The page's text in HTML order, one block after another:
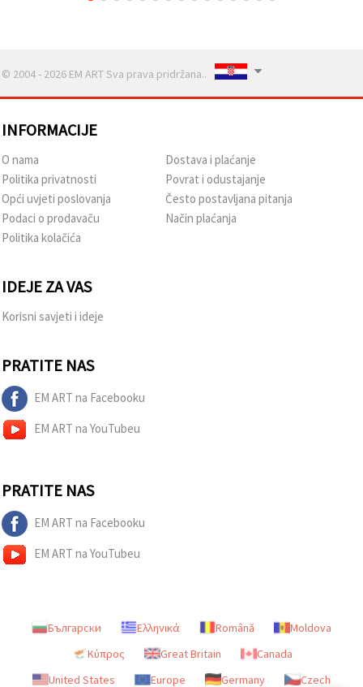
© 2004 - 2026 EM ART Sva prava pridržana..
INFORMACIJE
O nama
Politika privatnosti
Opći uvjeti poslovanja
Podaci o prodavaču
Politika kolačića
Dostava i plaćanje
Povrat i odustajanje
Često postavljana pitanja
Način plaćanja
IDEJE ZA VAS
Korisni savjeti i ideje
PRATITE NAS
EM ART na Facebooku
EM ART na YouTubeu
PRATITE NAS
EM ART na Facebooku
EM ART na YouTubeu
Български Ελληνικά Română
Moldova
Κύπρος
Great Britain
Canada
United States
Europe Germany Czech